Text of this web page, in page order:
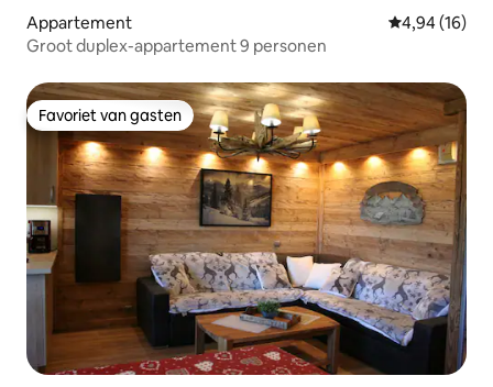
Appartement Gemiddelde
4,94 (16)
Groot duplex-appartement 9 personen
Favoriet van gasten
Favoriet van gasten